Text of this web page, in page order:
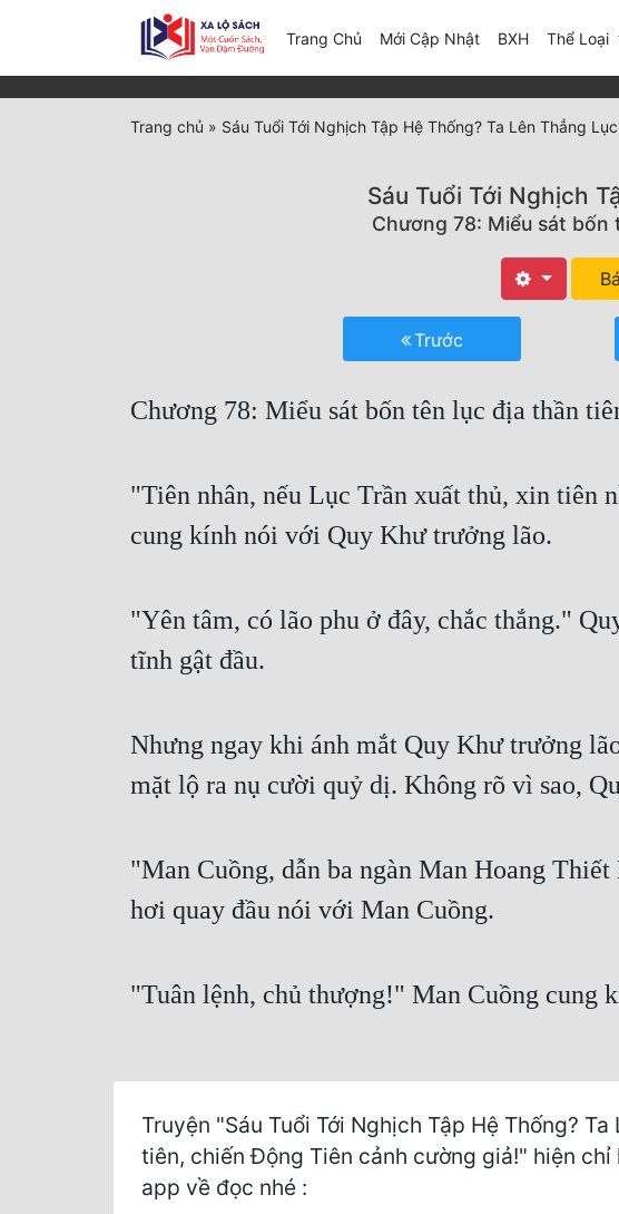
Trang Chủ Mới Cập Nhật(current)
BXH Thể Loại
Trang chủ » Sáu Tuổi Tới Nghịch Tập Hệ Thống? Ta Lên Thẳng
Sáu Tuổi Tới Nghịch
Chương 78: Miểu sát
Trước
Chương 78: Miểu sát bốn tên lục địa thần
"Tiên nhân, nếu Lục Trần xuất thủ, xin tiên
cung kính nói với Quy Khư trưởng lão.
"Yên tâm, có lão phu ở đây, chắc thắng."
tĩnh gật đầu.
Nhưng ngay khi ánh mắt Quy Khư trưởng
mặt lộ ra nụ cười quỷ dị. Không rõ vì sao,
"Man Cuồng, dẫn ba ngàn Man Hoang
hơi quay đầu nói với Man Cuồng.
"Tuân lệnh, chủ thượng!" Man Cuồng cung
Truyện "Sáu Tuổi Tới Nghịch Tập Hệ Thống?
tiên, chiến Động Tiên cảnh cường giả!" hiện
app về đọc nhé :